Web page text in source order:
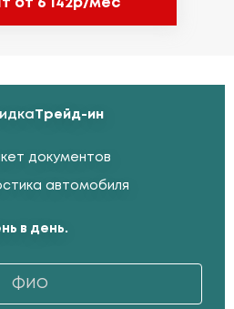
от 6 142р/мес
Трейд-ин
документов
автомобиля
в день.